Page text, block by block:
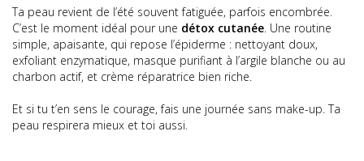
Ta peau revient de l’été souvent fatiguée, parfois encombrée.
C’est le moment idéal pour une détox cutanée . Une routine
simple, apaisante, qui repose l’épiderme : nettoyant doux,
exfoliant enzymatique, masque purifiant à l’argile blanche ou au
charbon actif, et crème réparatrice bien riche.
Et si tu t’en sens le courage, fais une journée sans make-up. Ta
peau respirera mieux et toi aussi.